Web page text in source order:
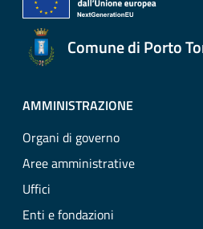
Comune di Porto
AMMINISTRAZIONE
Organi di governo
Aree amministrative
Uffici
Enti e fondazioni